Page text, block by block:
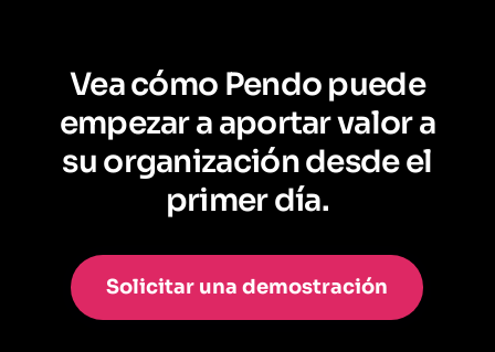
Vea cómo Pendo puede
empezar a aportar valor a
su organización desde el
primer día.
Solicitar una demostración